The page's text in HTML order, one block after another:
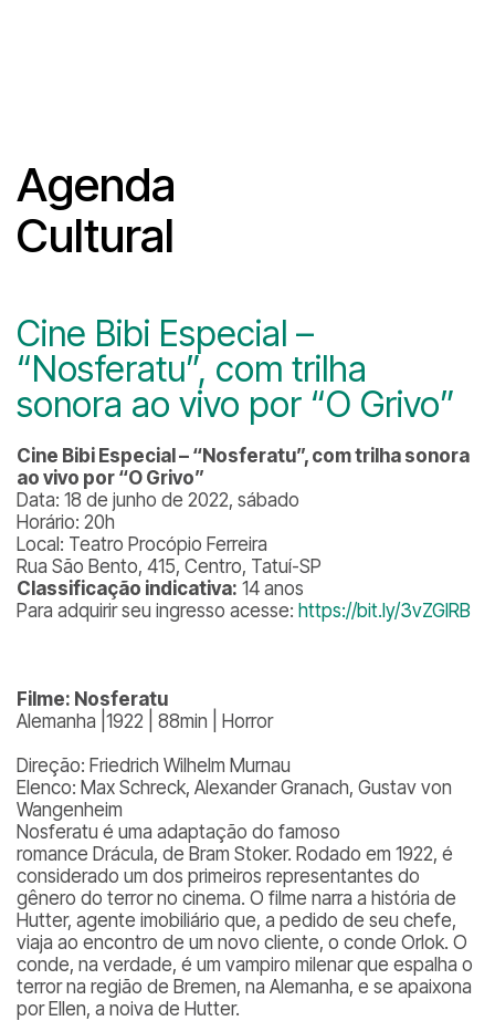
Agenda
Cultural
Cine Bibi Especial –
“Nosferatu”, com trilha
sonora ao vivo por “O Grivo”
Cine Bibi Especial – “Nosferatu”, com trilha sonora
ao vivo por “O Grivo”
Data: 18 de junho de 2022, sábado
Horário: 20h
Local: Teatro Procópio Ferreira
Rua São Bento, 415, Centro, Tatuí-SP
Classificação indicativa: 14 anos
Para adquirir seu ingresso acesse: https://bit.ly/3vZGIRB
Filme: Nosferatu
Alemanha |1922 | 88min | Horror
Direção: Friedrich Wilhelm Murnau
Elenco: Max Schreck, Alexander Granach, Gustav von
Wangenheim
Nosferatu é uma adaptação do famoso
romance Drácula, de Bram Stoker. Rodado em 1922, é
considerado um dos primeiros representantes do
gênero do terror no cinema. O filme narra a história de
Hutter, agente imobiliário que, a pedido de seu chefe,
viaja ao encontro de um novo cliente, o conde Orlok. O
conde, na verdade, é um vampiro milenar que espalha o
terror na região de Bremen, na Alemanha, e se apaixona
por Ellen, a noiva de Hutter.